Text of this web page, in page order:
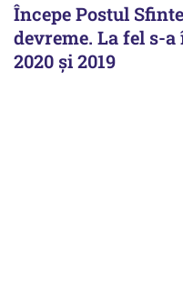
Începe Postul
devreme. La fel s-
2020 și 2019